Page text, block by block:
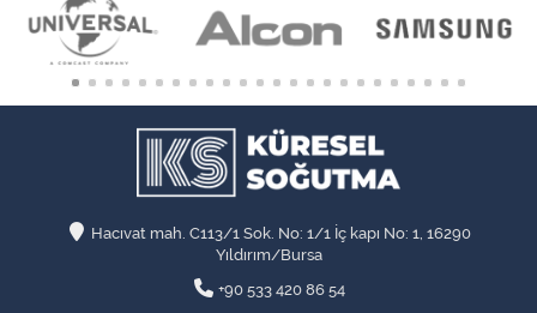
Hacıvat mah. C113/1 Sok. No: 1/1 İç kapı No: 1, 16290
Yıldırım/Bursa
+90 533 420 86 54